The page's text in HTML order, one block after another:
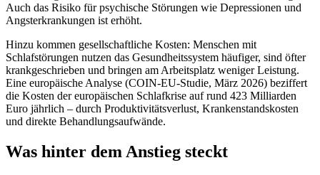
Auch das Risiko für psychische Störungen wie Depressionen und
Angsterkrankungen ist erhöht.
Hinzu kommen gesellschaftliche Kosten: Menschen mit
Schlafstörungen nutzen das Gesundheitssystem häufiger, sind öfter
krankgeschrieben und bringen am Arbeitsplatz weniger Leistung.
Eine europäische Analyse (COIN-EU-Studie, März 2026) beziffert
die Kosten der europäischen Schlafkrise auf rund 423 Milliarden
Euro jährlich – durch Produktivitätsverlust, Krankenstandskosten
und direkte Behandlungsaufwände.
Was hinter dem Anstieg steckt